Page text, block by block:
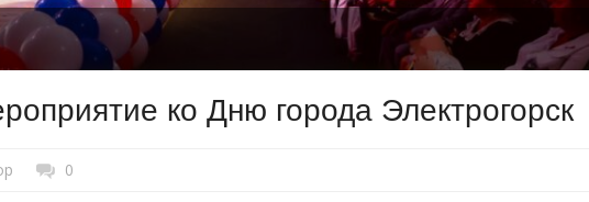
ко Дню города Электрогорск
0